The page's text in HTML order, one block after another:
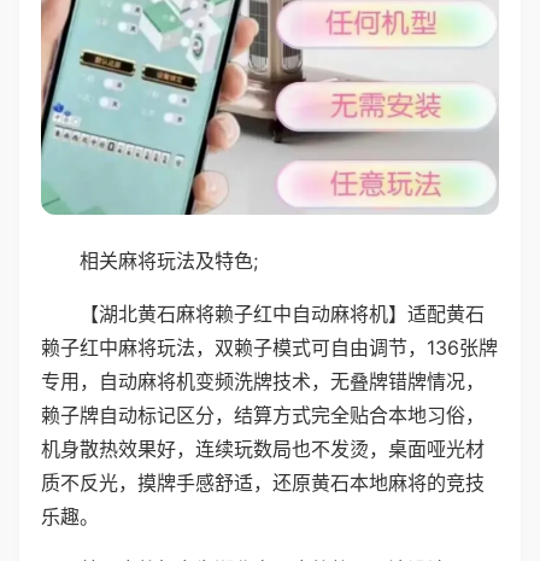
相关麻将玩法及特色;
【湖北黄石麻将赖子红中自动麻将机】适配黄石
赖子红中麻将玩法，双赖子模式可自由调节，136张牌
专用，自动麻将机变频洗牌技术，无叠牌错牌情况，
赖子牌自动标记区分，结算方式完全贴合本地习俗，
机身散热效果好，连续玩数局也不发烫，桌面哑光材
质不反光，摸牌手感舒适，还原黄石本地麻将的竞技
乐趣。